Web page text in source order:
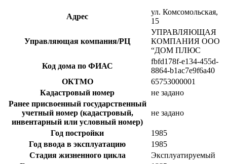
Адрес
ул. Комсомольская,
15
Управляющая компания/РЦ
УПРАВЛЯЮЩАЯ
КОМПАНИЯ ООО
“ДОМ ПЛЮС
Код дома по ФИАС
fbfd178f-e134-455d-
8864-b1ac7e9f6a40
ОКТМО
65753000001
Кадастровый номер
не задано
Ранее присвоенный государственный
учетный номер (кадастровый,
инвентарный или условный номер)
не задано
Год постройки
1985
Год ввода в эксплуатацию
1985
Стадия жизненного цикла
Эксплуатируемый